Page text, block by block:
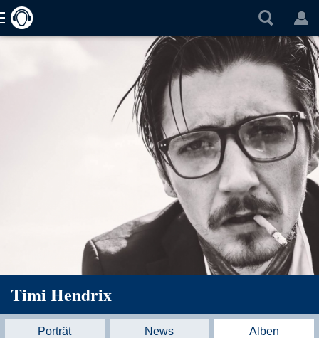
Timi Hendrix
Porträt News Alben